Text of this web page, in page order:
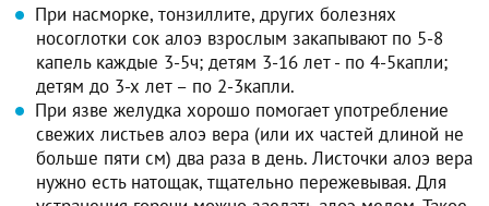
При насморке, тонзиллите, других болезнях
носоглотки сок алоэ взрослым закапывают по 5-8
капель каждые 3-5ч; детям 3-16 лет - по 4-5капли;
детям до 3-х лет – по 2-3капли.
При язве желудка хорошо помогает употребление
свежих листьев алоэ вера (или их частей длиной не
больше пяти см) два раза в день. Листочки алоэ вера
нужно есть натощак, тщательно пережевывая. Для